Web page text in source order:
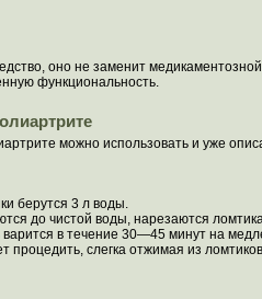
оно не заменит
функциональность.
можно использовать и уже
берутся 3 л воды.
до чистой воды, нарезаются
в течение 30—45 минут на
процедить, слегка отжимая из